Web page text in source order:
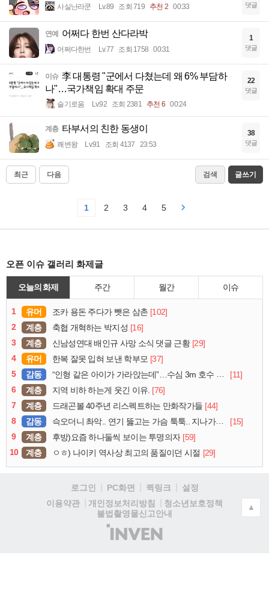
사실난라쿤 Lv.89 조회 719 추천 2 00:33 댓글
연예 어쩌다 한번 산다라박
어쩌다한번 Lv.77 조회 1758 00:31
1
댓글
이슈 李 대통령 "군에서 다쳤는데 왜 6% 부담하
나"…국가책임 확대 주문
슬기로움 Lv.92 조회 2381 추천 6 00:24
22
댓글
계층 타부서의 친한 동생이
쾌변왕 Lv.91 조회 4137 23:53
38
댓글
최근 다음 검색 글쓰기
1 2 3 4 5
오픈 이슈 갤러리 화제글
오늘의 화제 주간 월간 이슈
1 유머 조카 용돈 주다가 뺏은 삼촌 [102]
2
계층 축협 개혁하는 박지성 [16]
3
계층 신남성연대 배인규 사망 소식 댓글 근황 [29]
4
유머 한복 잘못 입혀 보낸 학부모 [37]
5
감동 “인형 같은 아이가 가라앉는데”…수심 3m 호수 뛰어든 60대 의인
[11]
6
계층 지역 비하 하는게 웃긴 이유. [76]
7
계층 드래곤볼 40주년 리스펙트하는 만화작가들 [44]
8
감동 슥오더니 촤악.. 연기 뚫고는 가슴 툭툭.. 지나가던 아재의 정체
[15]
9
계층 후방)요즘 하나둘씩 보이는 투명의자 [59]
10
계층 ㅇㅎ) 나이키 역사상 최고의 품질이던 시절 [29]
로그인 PC화면 퀵링크
설정
이용약관
개인정보처리방침
청소년보호정책
불법촬영물신고안내
(주)
인
▲